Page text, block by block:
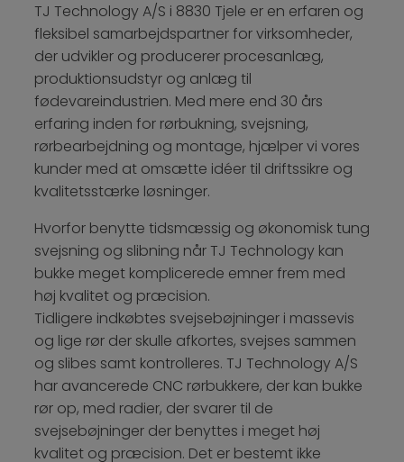
TJ Technology A/S i 8830 Tjele er en erfaren og
fleksibel samarbejdspartner for virksomheder,
der udvikler og producerer procesanlæg,
produktionsudstyr og anlæg til
fødevareindustrien. Med mere end 30 års
erfaring inden for rørbukning, svejsning,
rørbearbejdning og montage, hjælper vi vores
kunder med at omsætte idéer til driftssikre og
kvalitetsstærke løsninger.
Hvorfor benytte tidsmæssig og økonomisk tung
svejsning og slibning når TJ Technology kan
bukke meget komplicerede emner frem med
høj kvalitet og præcision.
Tidligere indkøbtes svejsebøjninger i massevis
og lige rør der skulle afkortes, svejses sammen
og slibes samt kontrolleres. TJ Technology A/S
har avancerede CNC rørbukkere, der kan bukke
rør op, med radier, der svarer til de
svejsebøjninger der benyttes i meget høj
kvalitet og præcision. Det er bestemt ikke